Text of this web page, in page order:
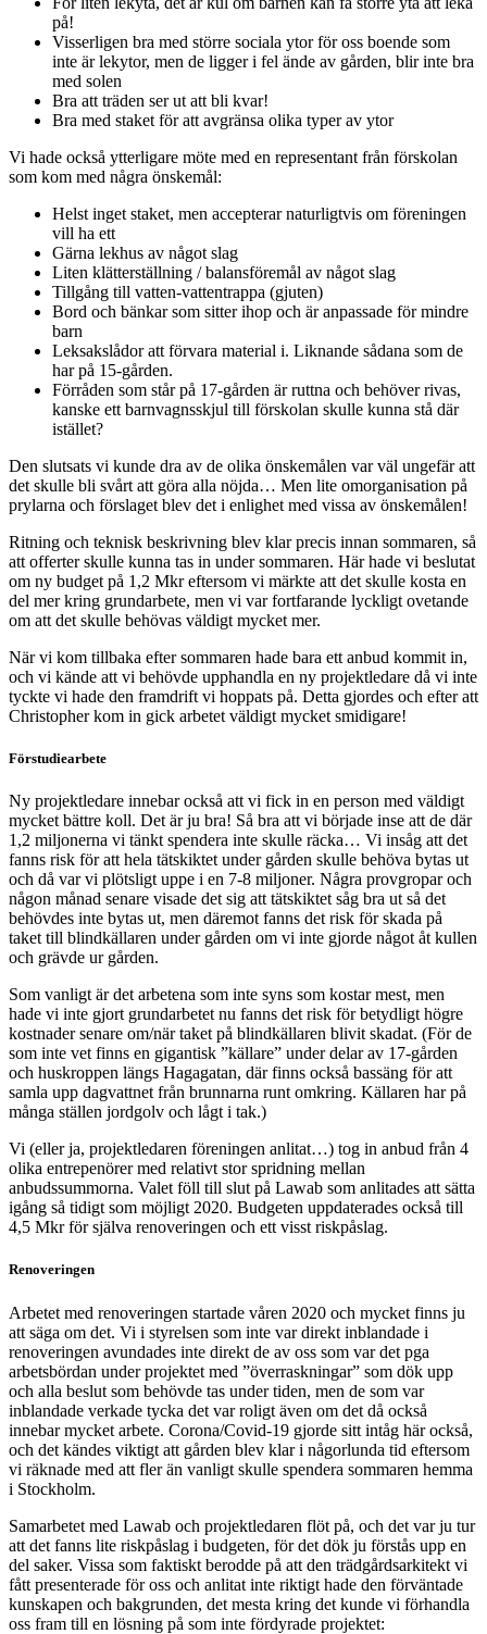
på!
Visserligen bra med större sociala ytor för oss boende som
inte är lekytor, men de ligger i fel ände av gården, blir inte bra
med solen
Bra att träden ser ut att bli kvar!
Bra med staket för att avgränsa olika typer av ytor
Vi hade också ytterligare möte med en representant från förskolan
som kom med några önskemål:
Helst inget staket, men accepterar naturligtvis om föreningen
vill ha ett
Gärna lekhus av något slag
Liten klätterställning / balansföremål av något slag
Tillgång till vatten-vattentrappa (gjuten)
Bord och bänkar som sitter ihop och är anpassade för mindre
barn
Leksakslådor att förvara material i. Liknande sådana som de
har på 15-gården.
Förråden som står på 17-gården är ruttna och behöver rivas,
kanske ett barnvagnsskjul till förskolan skulle kunna stå där
istället?
Den slutsats vi kunde dra av de olika önskemålen var väl ungefär att
det skulle bli svårt att göra alla nöjda… Men lite omorganisation på
prylarna och förslaget blev det i enlighet med vissa av önskemålen!
Ritning och teknisk beskrivning blev klar precis innan sommaren, så
att offerter skulle kunna tas in under sommaren. Här hade vi beslutat
om ny budget på 1,2 Mkr eftersom vi märkte att det skulle kosta en
del mer kring grundarbete, men vi var fortfarande lyckligt ovetande
om att det skulle behövas väldigt mycket mer.
När vi kom tillbaka efter sommaren hade bara ett anbud kommit in,
och vi kände att vi behövde upphandla en ny projektledare då vi inte
tyckte vi hade den framdrift vi hoppats på. Detta gjordes och efter att
Christopher kom in gick arbetet väldigt mycket smidigare!
Förstudiearbete
Ny projektledare innebar också att vi fick in en person med väldigt
mycket bättre koll. Det är ju bra! Så bra att vi började inse att de där
1,2 miljonerna vi tänkt spendera inte skulle räcka… Vi insåg att det
fanns risk för att hela tätskiktet under gården skulle behöva bytas ut
och då var vi plötsligt uppe i en 7-8 miljoner. Några provgropar och
någon månad senare visade det sig att tätskiktet såg bra ut så det
behövdes inte bytas ut, men däremot fanns det risk för skada på
taket till blindkällaren under gården om vi inte gjorde något åt kullen
och grävde ur gården.
Som vanligt är det arbetena som inte syns som kostar mest, men
hade vi inte gjort grundarbetet nu fanns det risk för betydligt högre
kostnader senare om/när taket på blindkällaren blivit skadat. (För de
som inte vet finns en gigantisk ”källare” under delar av 17-gården
och huskroppen längs Hagagatan, där finns också bassäng för att
samla upp dagvattnet från brunnarna runt omkring. Källaren har på
många ställen jordgolv och lågt i tak.)
Vi (eller ja, projektledaren föreningen anlitat…) tog in anbud från 4
olika entrepenörer med relativt stor spridning mellan
anbudssummorna. Valet föll till slut på Lawab som anlitades att sätta
igång så tidigt som möjligt 2020. Budgeten uppdaterades också till
4,5 Mkr för själva renoveringen och ett visst riskpåslag.
Renoveringen
Arbetet med renoveringen startade våren 2020 och mycket finns ju
att säga om det. Vi i styrelsen som inte var direkt inblandade i
renoveringen avundades inte direkt de av oss som var det pga
arbetsbördan under projektet med ”överraskningar” som dök upp
och alla beslut som behövde tas under tiden, men de som var
inblandade verkade tycka det var roligt även om det då också
innebar mycket arbete. Corona/Covid-19 gjorde sitt intåg här också,
och det kändes viktigt att gården blev klar i någorlunda tid eftersom
vi räknade med att fler än vanligt skulle spendera sommaren hemma
i Stockholm.
Samarbetet med Lawab och projektledaren flöt på, och det var ju tur
att det fanns lite riskpåslag i budgeten, för det dök ju förstås upp en
del saker. Vissa som faktiskt berodde på att den trädgårdsarkitekt vi
fått presenterade för oss och anlitat inte riktigt hade den förväntade
kunskapen och bakgrunden, det mesta kring det kunde vi förhandla
oss fram till en lösning på som inte fördyrade projektet: